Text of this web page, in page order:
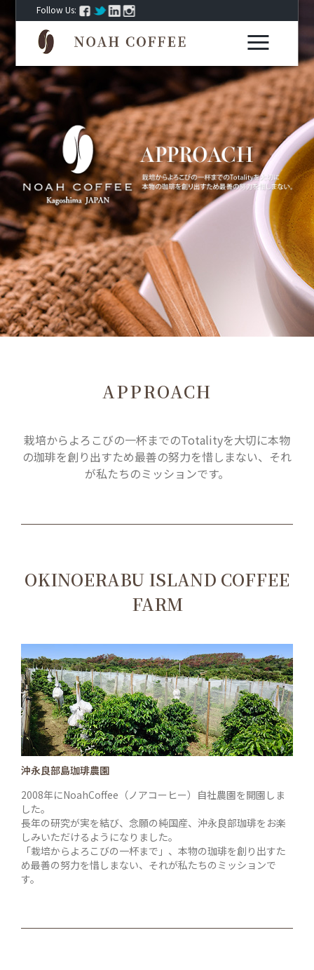
Follow Us:
APPROACH
栽培からよろこびの一杯までのTotalityを大切に本物
の珈琲を創り出すため最善の努力を惜しまない、それ
が私たちのミッションです。
OKINOERABU ISLAND COFFEE
FARM
沖永良部島珈琲農園
2008年にNoahCoffee（ノアコーヒー）自社農園を開園しま
した。
長年の研究が実を結び、念願の純国産、沖永良部珈琲をお楽
しみいただけるようになりました。
「栽培からよろこびの一杯まで」、本物の珈琲を創り出すた
め最善の努力を惜しまない、それが私たちのミッションで
す。